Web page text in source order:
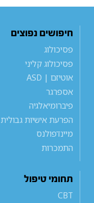
חיפושים נפוצים
פסיכולוג
פסיכולוג קליני
אוטיזם | ASD
אספרגר
פיברומיאלגיה
הפרעת אישיות גבולית
מיינדפולנס
התמכרות
תחומי טיפול
CBT